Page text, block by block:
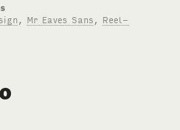
Mr Eaves Sans
Reel-